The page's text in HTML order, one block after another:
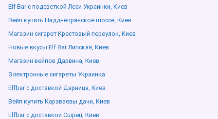
Elf Bar с подсветкой Леси Украинки, Киев
Вейп купить Надднепрянское шоссе, Киев
Магазин сигарет Крестовый переулок, Киев
Новые вкусы Elf Bar Липская, Киев
Магазин вейпов Дарвина, Киев
Электронные сигареты Украинка
Elfbar с доставкой Дарница, Киев
Вейп купить Караваевы дачи, Киев
Elfbar с доставкой Сырец, Киев